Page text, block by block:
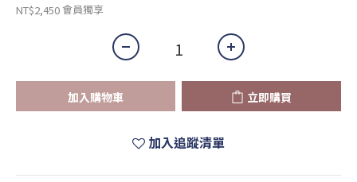
NT$2,450會員獨享
加入購物車 立即購買
加入追蹤清單